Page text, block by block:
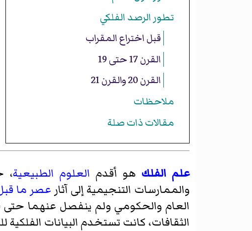
تطور الرصد الفلكي
قبل اختراع المقراب
القرن 17 حتى 19
القرن 20 والقرن 21
ملاحظات
مقالات ذات صلة
علم الفلك هو أقدم العلوم الطبيعية،
والممارسات التنجيمية إلى آثارعصر ما قبل
العام والحكومي ولم ينفصل عنهما
الثقافات، كانت تستخدم البيانات الفلكية